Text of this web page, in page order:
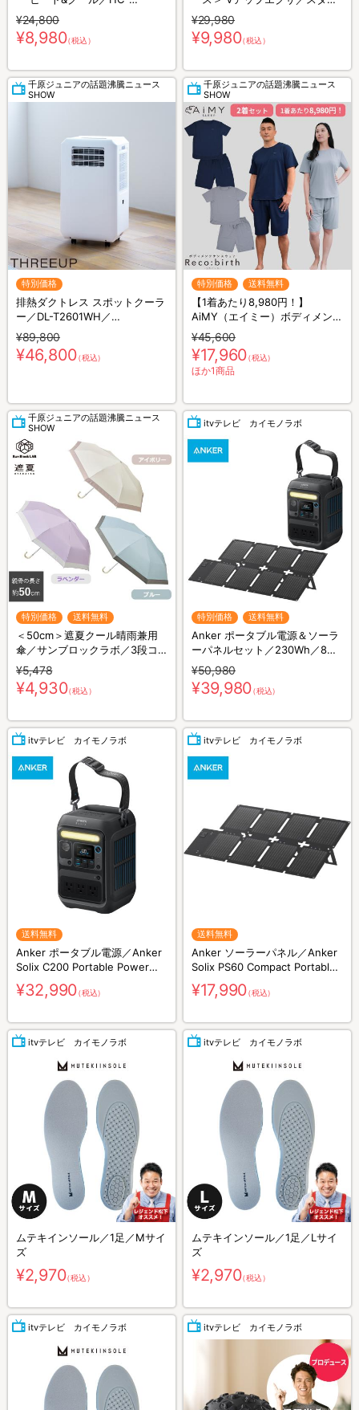
T2494WH
¥24,800
¥8,980（税込）
ルアップ／お腹EMS
¥29,980
¥9,980（税込）
千原ジュニアの話題沸騰ニュース
SHOW
特別価格
排熱ダクトレス スポットクーラ
ー／DL-T2601WH／
THREEUP(スリーアップ)／取付
工事不要／除湿
¥89,800
¥46,800（税込）
千原ジュニアの話題沸騰ニュース
SHOW
特別価格 送料無料
【1着あたり8,980円！】
AiMY（エイミー）ボディメンテ
ナンスウェア リカバース／半袖
半ズボン／2着セット／上下セ
ット／リカバリーウェア
¥45,600
¥17,960（税込）
ほか1商品
千原ジュニアの話題沸騰ニュース
SHOW
特別価格 送料無料
＜50cm＞遮夏クール晴雨兼用
傘／サンブロックラボ／3段コ
ンパクト
¥5,478
¥4,930（税込）
itvテレビ カイモノラボ
特別価格 送料無料
Anker ポータブル電源＆ソーラ
ーパネルセット／230Wh／8ポ
ート／防災グッズ／災害対策
¥50,980
¥39,980（税込）
itvテレビ カイモノラボ
送料無料
Anker ポータブル電源／Anker
Solix C200 Portable Power
Station／230Wh／8ポート／防
災グッズ／災害対策
¥32,990（税込）
itvテレビ カイモノラボ
送料無料
Anker ソーラーパネル／Anker
Solix PS60 Compact Portable
Solar Panel／60W／防災グッズ
／災害対策
¥17,990（税込）
itvテレビ カイモノラボ
ムテキインソール／1足／Mサイ
ズ
¥2,970（税込）
itvテレビ カイモノラボ
ムテキインソール／1足／Lサイ
ズ
¥2,970（税込）
itvテレビ カイモノラボ itvテレビ カイモノラボ